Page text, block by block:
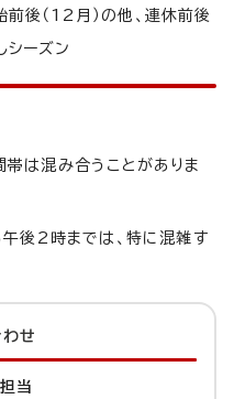
後（12月）の他、連休前後
ーズン
は混み合うことがありま
後2時までは、特に混雑す
せ
当